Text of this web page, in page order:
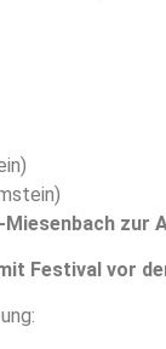
zur
Festival vor